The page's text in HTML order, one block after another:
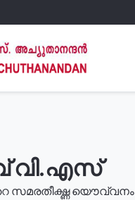
വി.എസ്
സമരതീക്ഷ്ണ യൌവ്വനം